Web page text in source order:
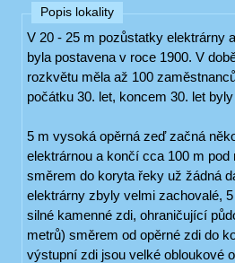
Popis lokality
V 20 - 25 m pozůstatky elektrárny
byla postavena v roce 1900. V
rozkvětu měla až 100
počátku 30. let, koncem 30. let
5 m vysoká opěrná zeď začná
elektrárnou a končí cca 100 m pod
směrem do koryta řeky už žádná
elektrárny zbyly velmi zachovalé,
silné kamenné zdi, ohraničující
metrů) směrem od opěrné zdi do
výstupní zdi jsou velké obloukové